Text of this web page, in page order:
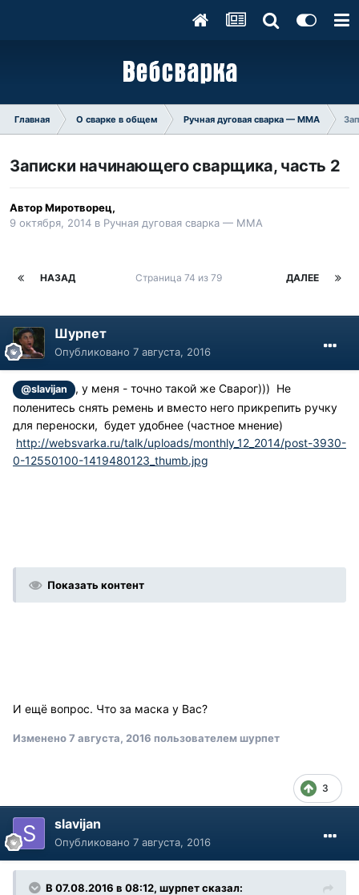
Главная О сварке в общем Ручная дуговая сварка — ММA
Записки начинающего сварщика, часть 2
АвторМиротворец,
9 октября, 2014 в Ручная дуговая сварка — ММA
НАЗАД ДАЛЕЕ
Страница 74 из 79
Шурпет
Опубликовано 7 августа, 2016
@slavijan
, у меня - точно такой же Сварог))) Не
поленитесь снять ремень и вместо него прикрепить ручку
для переноски, будет удобнее (частное мнение)
http://websvarka.ru/talk/uploads/monthly_12_2014/post-3930-
0-12550100-1419480123_thumb.jpg
Показать контент
И ещё вопрос. Что за маска у Вас?
Изменено7 августа, 2016 пользователем шурпет
3
slavijan
Опубликовано 7 августа, 2016
В 07.08.2016 в 08:12, шурпет сказал: